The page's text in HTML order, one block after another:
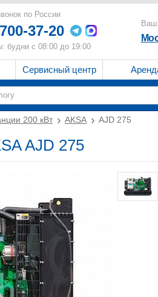
по России
37-20
будни с 08:00 до 19:00
Ваш
Сервисный центр
200 кВт AKSA AJD 275
AJD 275